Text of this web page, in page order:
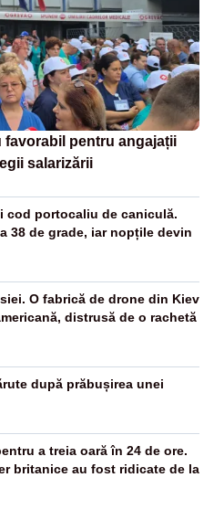
favorabil pentru angajații
salarizării
cod portocaliu de caniculă.
38 de grade, iar nopțile devin
O fabrică de drone din Kiev
distrusă de o rachetă
după prăbușirea unei
a treia oară în 24 de ore.
britanice au fost ridicate de la